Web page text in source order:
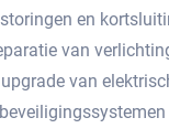
en
van
van